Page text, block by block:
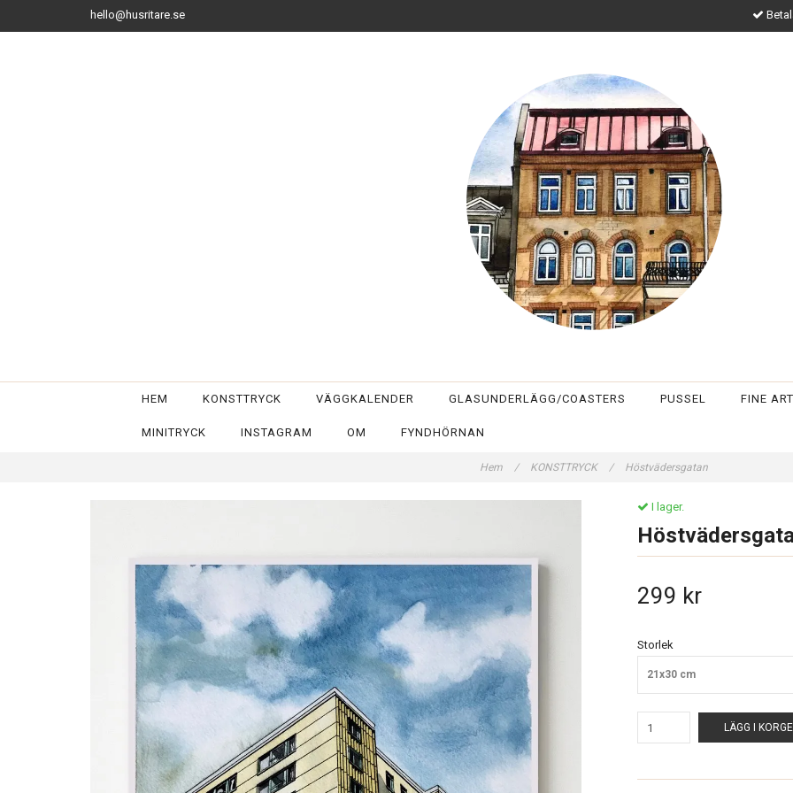
hello@husritare.se
HEM KONSTTRYCK VÄGGKALENDER GLASUNDERLÄGG/COASTERS PUSSEL FINE ART
MINITRYCK INSTAGRAM OM FYNDHÖRNAN
Hem / KONSTTRYCK / Höstvädersgatan
I lager.
299 kr
Storlek
21x30 cm
LÄGG I